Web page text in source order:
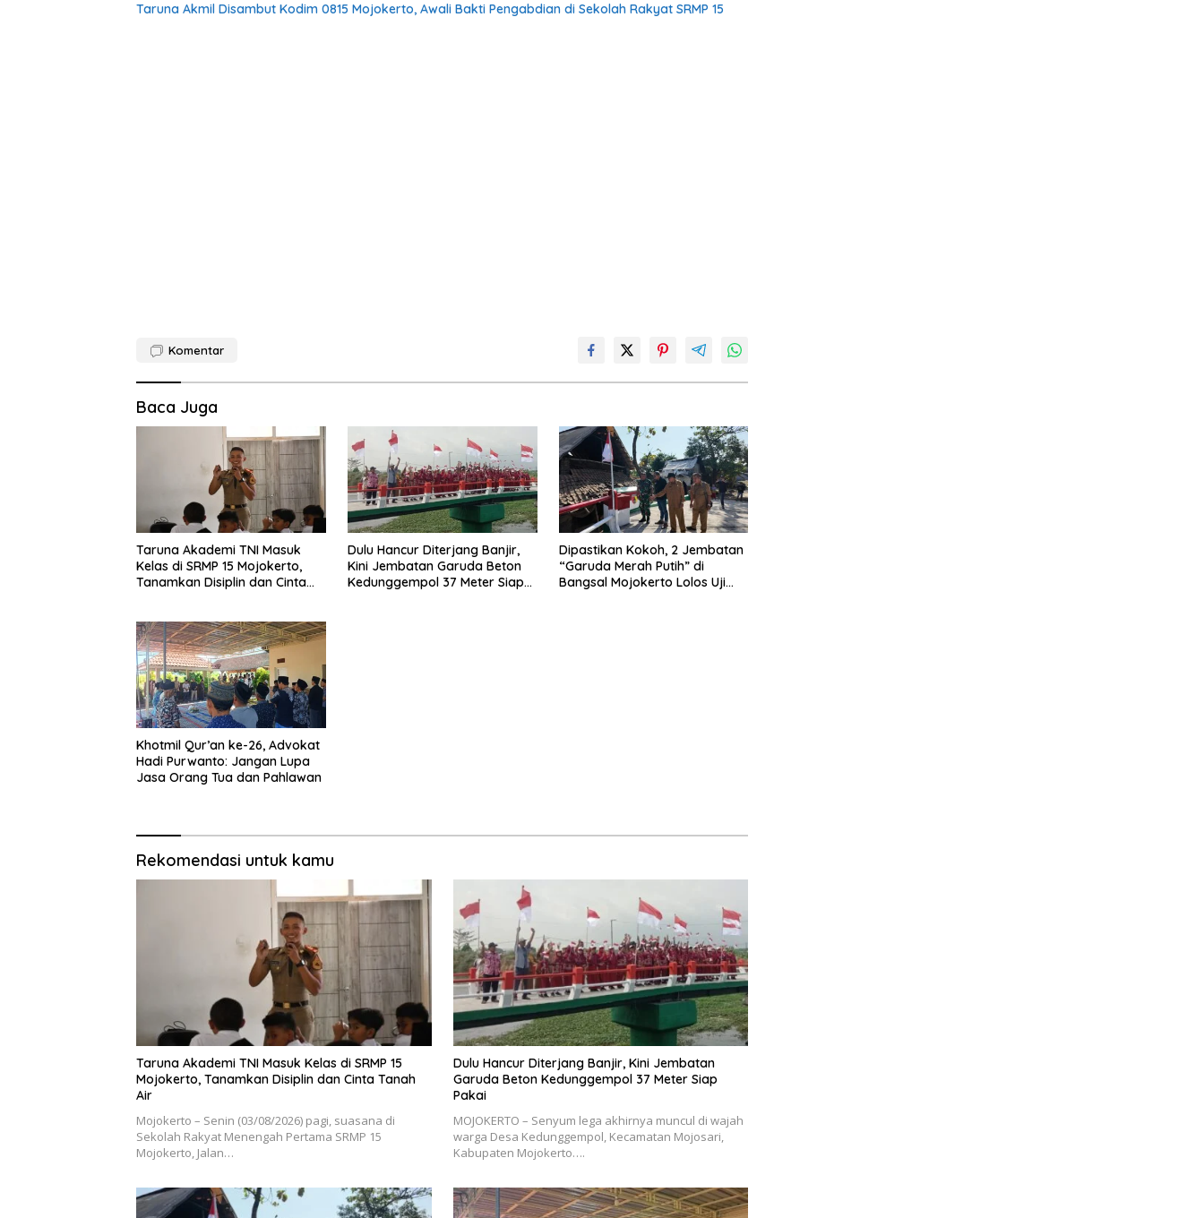
Taruna Akmil Disambut Kodim 0815 Mojokerto, Awali Bakti Pengabdian di Sekolah Rakyat SRMP 15
Komentar
Baca Juga
Taruna Akademi TNI Masuk
Kelas di SRMP 15 Mojokerto,
Tanamkan Disiplin dan Cinta
Dulu Hancur Diterjang Banjir,
Kini Jembatan Garuda Beton
Kedunggempol 37 Meter Siap
Dipastikan Kokoh, 2 Jembatan
“Garuda Merah Putih” di
Bangsal Mojokerto Lolos Uji
Khotmil Qur’an ke-26, Advokat
Hadi Purwanto: Jangan Lupa
Jasa Orang Tua dan Pahlawan
Rekomendasi untuk kamu
Taruna Akademi TNI Masuk Kelas di SRMP 15
Mojokerto, Tanamkan Disiplin dan Cinta Tanah
Air
Mojokerto – Senin (03/08/2026) pagi, suasana di
Sekolah Rakyat Menengah Pertama SRMP 15
Mojokerto, Jalan…
Dulu Hancur Diterjang Banjir, Kini Jembatan
Garuda Beton Kedunggempol 37 Meter Siap
Pakai
MOJOKERTO – Senyum lega akhirnya muncul di wajah
warga Desa Kedunggempol, Kecamatan Mojosari,
Kabupaten Mojokerto….